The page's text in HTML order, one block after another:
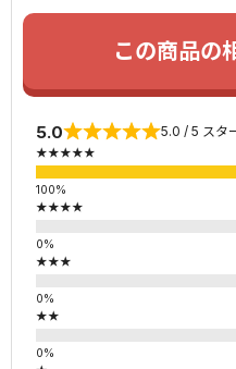
この商品の
5.0 5.0 / 5 スタ
★★★★★
★★★★
★★★
★★